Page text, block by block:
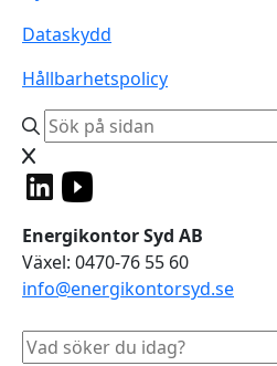
Dataskydd
Hållbarhetspolicy
Energikontor Syd AB
Växel: 0470-76 55 60
info@energikontorsyd.se